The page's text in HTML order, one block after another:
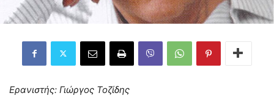
Ερανιστής: Γιώργος Τοζίδης